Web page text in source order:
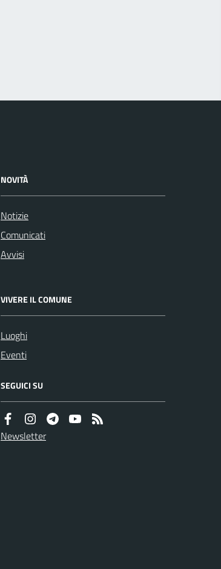
NOVITÀ
Notizie
Comunicati
Avvisi
VIVERE IL COMUNE
Luoghi
Eventi
SEGUICI SU
Newsletter